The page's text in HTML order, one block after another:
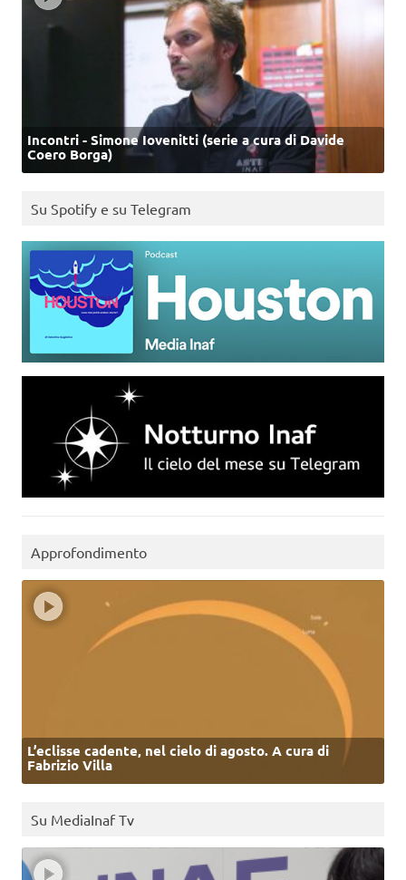
Incontri - Simone Iovenitti (serie a cura di Davide
Coero Borga)
Su Spotify e su Telegram
Approfondimento
L’eclisse cadente, nel cielo di agosto. A cura di
Fabrizio Villa
Su MediaInaf Tv